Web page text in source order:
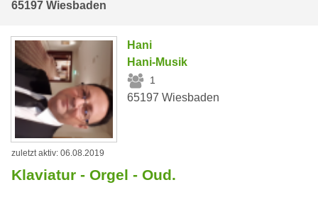
65197 Wiesbaden
Hani
Hani-Musik
1
65197 Wiesbaden
zuletzt aktiv: 06.08.2019
Klaviatur - Orgel - Oud.